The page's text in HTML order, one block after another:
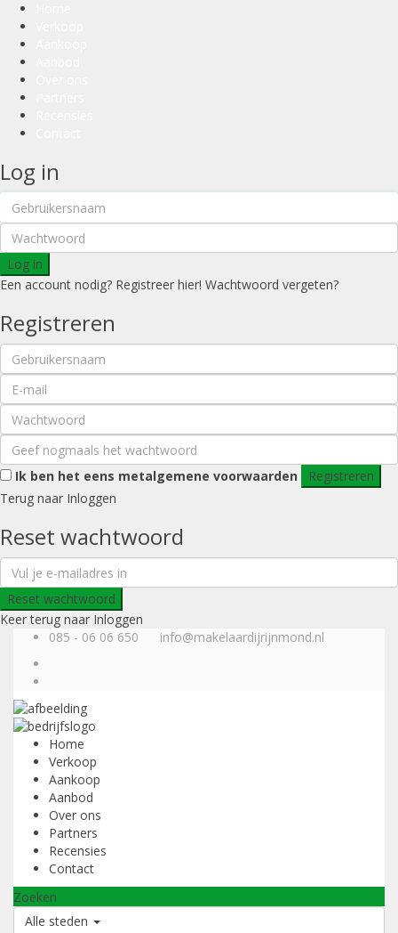
Log in
Log in
Een account nodig? Registreer hier! Wachtwoord vergeten?
Registreren
Ik ben het eens metalgemene voorwaarden
Registreren
Terug naar Inloggen
Reset wachtwoord
Reset wachtwoord
Keer terug naar Inloggen
085 - 06 06 650
info@makelaardijrijnmond.nl
Home
Verkoop
Aankoop
Aanbod
Over ons
Partners
Recensies
Contact
Zoeken
Alle steden